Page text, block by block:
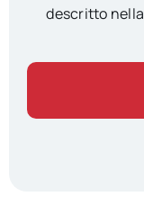
descritto nella